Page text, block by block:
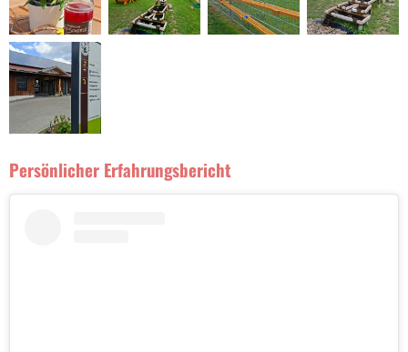
Persönlicher Erfahrungsbericht